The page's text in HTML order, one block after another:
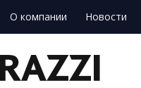
О компании Новости